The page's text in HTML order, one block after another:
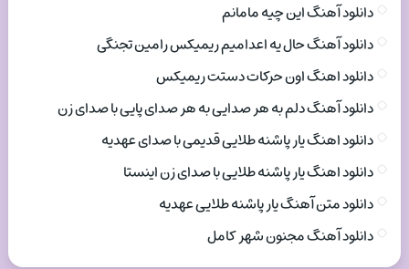
دانلود آهنگ این چیه مامانم
دانلود آهنگ حال یه اعدامیم ریمیکس رامین تجنگی
دانلود اهنگ اون حرکات دستت ریمیکس
دانلود آهنگ دلم به هر صدایی به هر صدای پایی با صدای زن
دانلود اهنگ یار پاشنه طلایی قدیمی با صدای عهدیه
دانلود اهنگ یار پاشنه طلایی با صدای زن اینستا
دانلود متن آهنگ یار پاشنه طلایی عهدیه
دانلود آهنگ مجنون شهر کامل